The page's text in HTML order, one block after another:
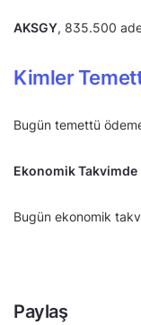
AKSGY, 835.500
Kimler
Bugün temettü
Ekonomik Takvimde
Bugün ekonomik
Paylaş